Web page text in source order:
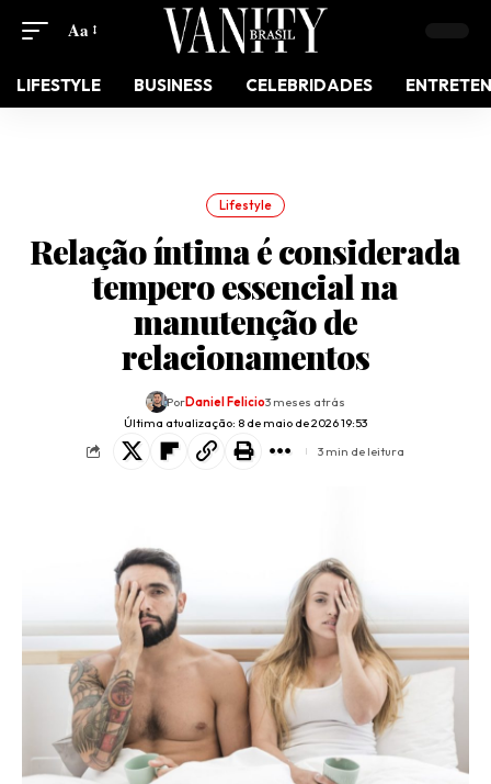
Aa
LIFESTYLE BUSINESS CELEBRIDADES
Lifestyle
Relação íntima é considerada
tempero essencial na
manutenção de
relacionamentos
Última atualização: 8 de maio de 2026 19:53
PorDaniel Felicio3 meses atrás
3 min de leitura